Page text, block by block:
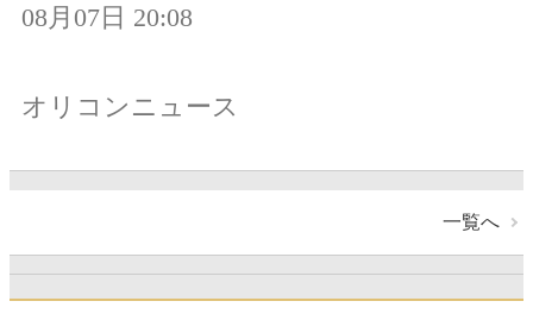
08月07日 20:08
オリコンニュース
一覧へ